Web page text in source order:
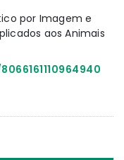
por Imagem e
aos Animais